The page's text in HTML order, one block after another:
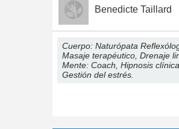
Benedicte Taillard
Cuerpo: Naturópata
Masaje terapéutico, Drenaje
Mente: Coach, Hipnosis clínica
Gestión del estrés.